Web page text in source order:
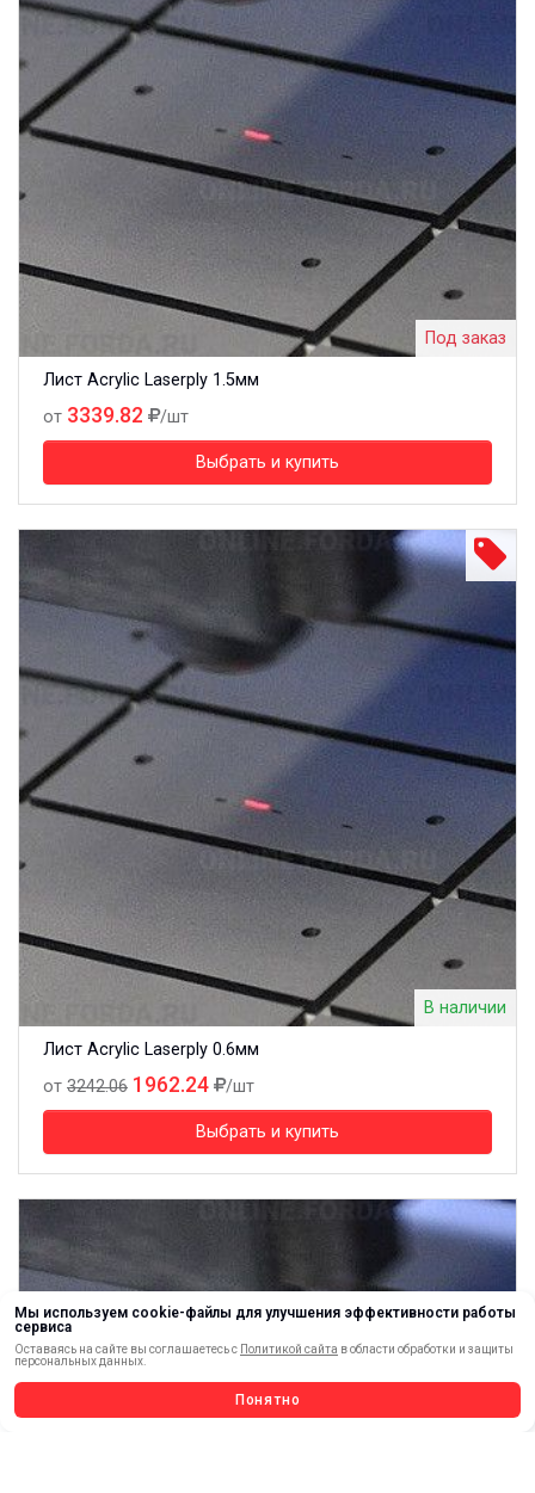
Мы используем cookie-файлы для улучшения эффективности работы
сервиса
Оставаясь на сайте вы соглашаетесь с Политикой сайта в области обработки и защиты
персональных данных.
Понятно
Под заказ
Лист Acrylic Laserply 1.5мм
от 3339.82 /шт
Выбрать и купить
В наличии
Лист Acrylic Laserply 0.6мм
от 3242.06 1962.24 /шт
Выбрать и купить